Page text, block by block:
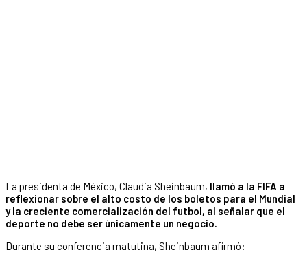
La presidenta de México, Claudia Sheinbaum, llamó a la FIFA a
reflexionar sobre el alto costo de los boletos para el Mundial
y la creciente comercialización del futbol, al señalar que el
deporte no debe ser únicamente un negocio.
Durante su conferencia matutina, Sheinbaum afirmó: